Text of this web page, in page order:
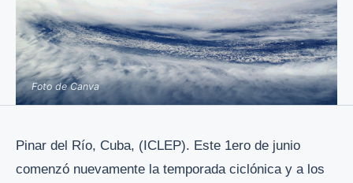
Foto de Canva
Pinar del Río, Cuba, (ICLEP). Este 1ero de junio
comenzó nuevamente la temporada ciclónica y a los